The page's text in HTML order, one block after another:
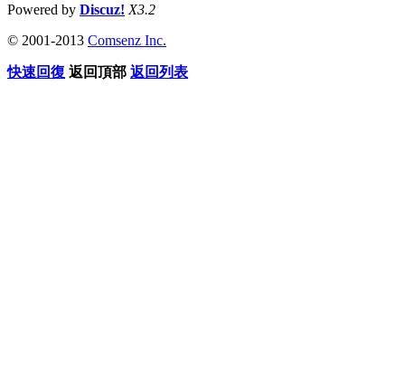
Powered by Discuz! X3.2
© 2001-2013 Comsenz Inc.
快速回復 返回頂部 返回列表